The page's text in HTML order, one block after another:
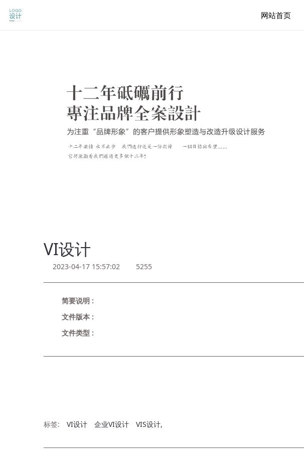
网站首页
VI设计
2023-04-17 15:57:02 5255
简要说明 :
文件版本 :
文件类型 :
标签: VI设计 企业VI设计 VIS设计,